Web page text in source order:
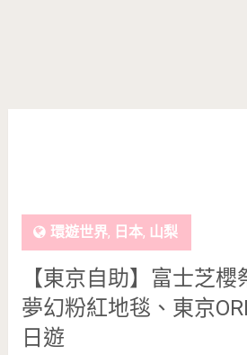
環遊世界, 日本, 山梨
【東京自助】富士芝
夢幻粉紅地毯、東京
日遊